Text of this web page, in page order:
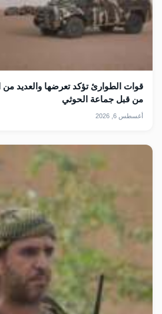
قوات الطوارئ تؤكد تعرضها والعديد
من قبل جماعة الحوثي
أغسطس 6, 2026